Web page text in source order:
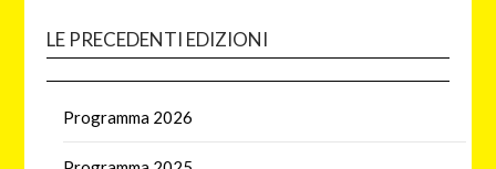
LE PRECEDENTI EDIZIONI
Programma 2026